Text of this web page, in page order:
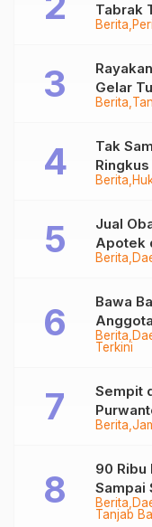
Berita
Tabrak
Sempat
Berita
Gelar
Juta
Berita
Tak
Tungkal
Berita
Jual
Apotek
Berita
Terkini
Bawa
Berita
Sempit
Berita
Tanjab
90 Ribu
Sampai
Audit